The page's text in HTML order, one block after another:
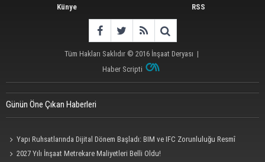
Künye
RSS
Tüm Hakları Saklıdır © 2016 İnşaat Deryası |
Haber Scripti
Günün Öne Çıkan Haberleri
Yapı Ruhsatlarında Dijital Dönem Başladı: BIM ve IFC Zorunluluğu Resmî
Gazete'de
2027 Yılı İnşaat Metrekare Maliyetleri Belli Oldu!